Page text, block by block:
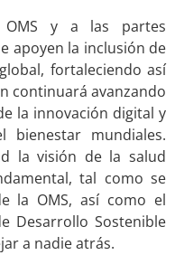
OMS y a las partes
apoyen la inclusión de
fortaleciendo así
continuará avanzando
la innovación digital y
mundiales.
la visión de la salud
tal como se
la OMS, así como el
Desarrollo Sostenible
a nadie atrás.